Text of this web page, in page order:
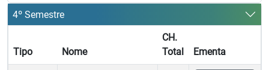
4º Semestre
Tipo Nome
CH.
Total
Ementa